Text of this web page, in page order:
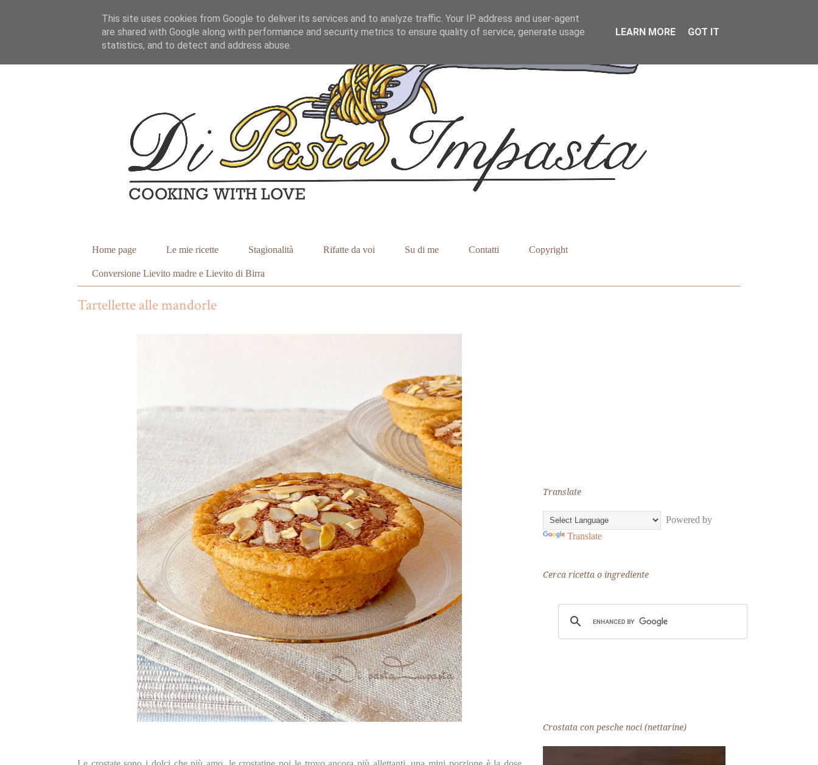
Home page Le mie ricette Stagionalità Rifatte da voi Su di me Contatti Copyright
Conversione Lievito madre e Lievito di Birra
Tartellette alle mandorle
Translate
Powered by
Translate
Cerca ricetta o ingrediente
Crostata con pesche noci (nettarine)
This site uses cookies from Google to deliver its services and to analyze traffic. Your IP address and user-agent
are shared with Google along with performance and security metrics to ensure quality of service, generate usage
statistics, and to detect and address abuse.
LEARN MORE GOT IT